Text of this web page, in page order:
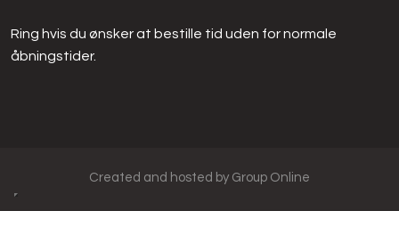
Ring hvis du ønsker at bestille tid uden for normale
åbningstider.
Created and hosted by Group Online